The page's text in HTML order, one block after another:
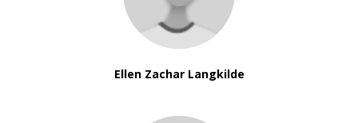
Ellen Zachar Langkilde